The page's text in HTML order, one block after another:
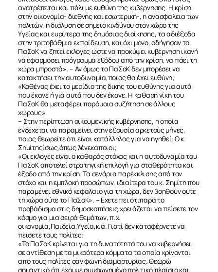
ανατρέπεται και πάλι με ευθύνη της κυβέρνησης. Η κρίση
στην οικονομία- διεθνής και εσωτερική-, η ανασφάλεια των
πολιτών, η διάλυση σε σημείο κινδύνου στον χώρο της
Υγείας και ευρύτερα της δημόσιας διοίκησης, τα αδιέξοδα
στην τριτοβάθμια εκπαίδευση, και όχι μόνο, οδήγησαν το
ΠαΣοΚ να ζητεί εκλογές ώστε να προκύψει κυβέρνηση ικανή
να εφαρμόσει πρόγραμμα εξόδου από την κρίση, να πάει τη
χώρα μπροστά». – Αν όμως το ΠαΣοΚ δεν μπορέσει να
κατακτήσει την αυτοδυναμία,ποιος θα έχει ευθύνη;
«Καθένας έχει το μερίδιο της δικής του ευθύνης για αυτά
που έκανε ή για αυτά που δεν έκανε. Η καθαρή νίκη του
ΠαΣοΚ θα μεταφέρει παρόμοια συζήτηση σε άλλους
χώρους».
– Στην περίπτωση οικουμενικής κυβέρνησης, η οποία
ενδέχεται να παραμείνει στην εξουσία αρκετούς μήνες,
ποιος θεωρείτε ότι είναι κατάλληλος για να ηγηθεί; Ο κ.
Σημίτηςίσως,όπως λένεκάποιοι;
«Οι εκλογές είναι ο καθαρός στόχος και η αυτοδυναμία του
ΠαΣοΚ αποτελεί στρατηγική επιλογή για σταθερότητα και
έξοδο από την κρίση. Τα σενάρια παρέκκλισης από τον
στόχο και η εμπλοκή προσώπων, ιδιαίτερα του κ. Σημίτη που
παραμένει εθνικό κεφάλαιο για τη χώρα, δεν βοηθούν ούτε
τη χώρα ούτε το ΠαΣοΚ». – Εχετε πει ότιπαρά το
προβάδισμα στις δημοσκοπήσεις χρειάζεται να πείσετε τον
κόσμο για μια σειρά θεμάτων, π.χ.
οικονομία,Παιδεία,Υγεία,κ.ά. Γιατί δεν καταφέρνετε να
πείσετε τους πολίτες;
«Το ΠαΣοΚ κρίνεται για τη δυνατότητά του να κυβερνήσει,
σε αντίθεση με τα μικρότερα κόμματα τα οποία κρίνονται
από τους πολίτες σαν φωνή διαμαρτυρίας. Θεωρώ
σημαντικό ότι έχουμε συμφωνημένο πολιτικό πλαίσιο και